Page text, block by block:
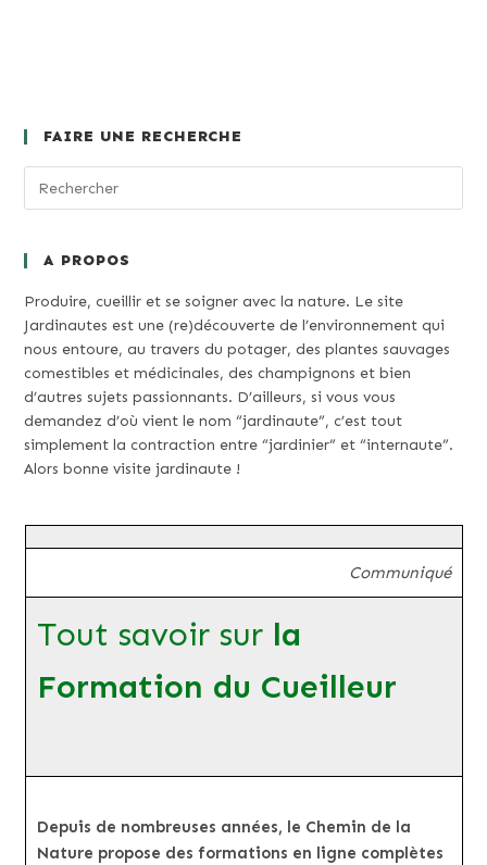
FAIRE UNE RECHERCHE
A PROPOS
Produire, cueillir et se soigner avec la nature. Le site
Jardinautes est une (re)découverte de l’environnement qui
nous entoure, au travers du potager, des plantes sauvages
comestibles et médicinales, des champignons et bien
d’autres sujets passionnants. D’ailleurs, si vous vous
demandez d’où vient le nom “jardinaute”, c’est tout
simplement la contraction entre “jardinier” et “internaute”.
Alors bonne visite jardinaute !
Communiqué
Tout savoir sur la
Formation du Cueilleur
Depuis de nombreuses années, le Chemin de la
Nature propose des formations en ligne complètes